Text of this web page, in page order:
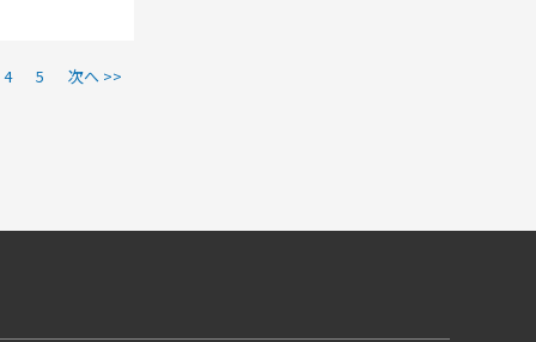
4 5 次へ >>